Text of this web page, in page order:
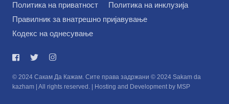
Политика на приватност
Политика на инклузија
Правилник за внатрешно пријавување
Кодекс на однесување
© 2024 Сакам Да Кажам. Сите права задржани © 2024 Sakam da
kazham | All rights reserved. | Hosting and Development by MSP